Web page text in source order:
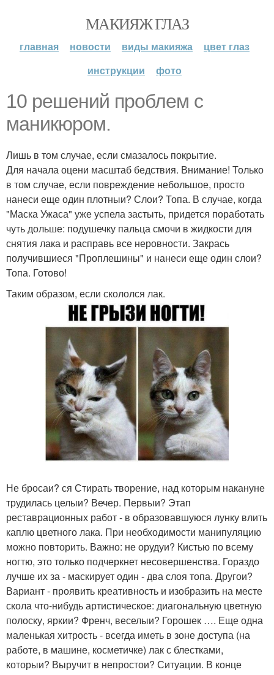
МАКИЯЖ ГЛАЗ
главная новости виды макияжа
цвет глаз
инструкции
фото
10 решений проблем с
маникюром.
Лишь в том случае, если смазалось покрытие.
Для начала оцени масштаб бедствия. Внимание! Только
в том случае, если повреждение небольшое, просто
нанеси еще один плотныи? Слои? Топа. В случае, когда
"Маска Ужаса" уже успела застыть, придется поработать
чуть дольше: подушечку пальца смочи в жидкости для
снятия лака и расправь все неровности. Закрась
получившиеся "Проплешины" и нанеси еще один слои?
Топа. Готово!
Таким образом, если скололся лак.
Не бросаи? ся Стирать творение, над которым накануне
трудилась целыи? Вечер. Первыи? Этап
реставрационных работ - в образовавшуюся лунку влить
каплю цветного лака. При необходимости манипуляцию
можно повторить. Важно: не орудуи? Кистью по всему
ногтю, это только подчеркнет несовершенства. Гораздо
лучше их за - маскирует один - два слоя топа. Другои?
Вариант - проявить креативность и изобразить на месте
скола что-нибудь артистическое: диагональную цветную
полоску, яркии? Френч, веселыи? Горошек …. Еще одна
маленькая хитрость - всегда иметь в зоне доступа (на
работе, в машине, косметичке) лак с блестками,
которыи? Выручит в непростои? Ситуации. В конце